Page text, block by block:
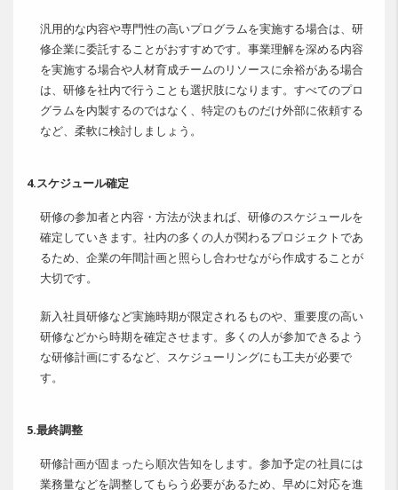
汎用的な内容や専門性の高いプログラムを実施する場合は、研
修企業に委託することがおすすめです。事業理解を深める内容
を実施する場合や人材育成チームのリソースに余裕がある場合
は、研修を社内で行うことも選択肢になります。すべてのプロ
グラムを内製するのではなく、特定のものだけ外部に依頼する
など、柔軟に検討しましょう。
4.スケジュール確定
研修の参加者と内容・方法が決まれば、研修のスケジュールを
確定していきます。社内の多くの人が関わるプロジェクトであ
るため、企業の年間計画と照らし合わせながら作成することが
大切です。
新入社員研修など実施時期が限定されるものや、重要度の高い
研修などから時期を確定させます。多くの人が参加できるよう
な研修計画にするなど、スケジューリングにも工夫が必要で
す。
5.最終調整
研修計画が固まったら順次告知をします。参加予定の社員には
業務量などを調整してもらう必要があるため、早めに対応を進